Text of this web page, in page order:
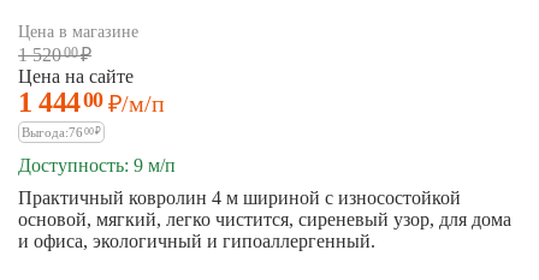
Цена в магазине
1 52000₽
Цена на сайте
1 44400 ₽/м/п
Выгода:76 00₽
Доступность: 9 м/п
Практичный ковролин 4 м шириной с износостойкой
основой, мягкий, легко чистится, сиреневый узор, для дома
и офиса, экологичный и гипоаллергенный.